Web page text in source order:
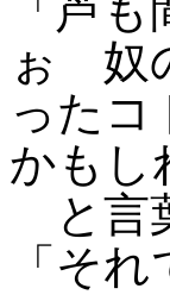
ぉ 奴
ったコ
かも
と言
「そ